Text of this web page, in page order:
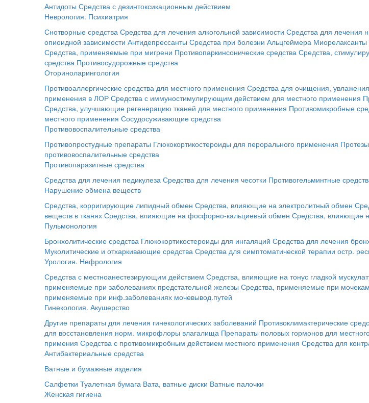
Антидоты Средства с дезинтоксикационным действием
Неврология. Психиатрия
Снотворные средства Средства для лечения алкогольной зависимости Средства для лечения
опиоидной зависимости Антидепрессанты Средства при болезни Альцгеймера Миорелаксанты
Средства, применяемые при мигрени Противопаркинсонические средства Средства,
средства Противосудорожные средства
Оториноларингология
Противоаллергические средства для местного применения Средства для очищения,
применения в ЛОР Средства с иммуностимулирующим действием для местного применения
Средства, улучшающие регенерацию тканей для местного применения Противомикробные
местного применения Сосудосуживающие средства
Противовоспалительные средства
Противопростудные препараты Глюкокортикостероиды для перорального применения
противовоспалительные средства
Противопаразитные средства
Средства для лечения педикулеза Средства для лечения чесотки Противогельминтные
Нарушение обмена веществ
Средства, корригирующие липидный обмен Средства, влияющие на электролитный обмен
веществ в тканях Средства, влияющие на фосфорно-кальциевый обмен Средства, влияющие
Пульмонология
Бронхолитические средства Глюкокортикостероиды для ингаляций Средства для лечения
Муколитические и отхаркивающие средства Средства для симптоматической терапии остр.
Урология. Нефрология
Средства с местноанестезирующим действием Средства, влияющие на тонус гладкой
применяемые при заболеваниях предстательной железы Средства, применяемые при
применяемые при инф.заболеваниях мочевывод.путей
Гинекология. Акушерство
Другие препараты для лечения гинекологических заболеваний Противоклимактерические
для восстановления норм. микрофлоры влагалища Препараты половых гормонов для
примения Средства с противомикробным действием местного применения Средства для
Антибактериальные средства
Ватные и бумажные изделия
Салфетки Туалетная бумага Вата, ватные диски Ватные палочки
Женская гигиена